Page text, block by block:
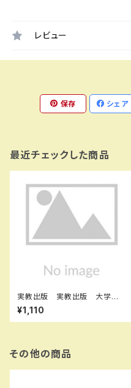
レビュー
保存 シェア
最近チェックした商品
実教出版 実教出版 大学入
試短期集中ゼミ 数学 I ･Ａ･
Ⅱ･Ｂ・C 新品 問題集本体と
別冊解答あり 新品 問題集本
GSHBZ39J SKU：0040146
06
¥1,110
その他の商品